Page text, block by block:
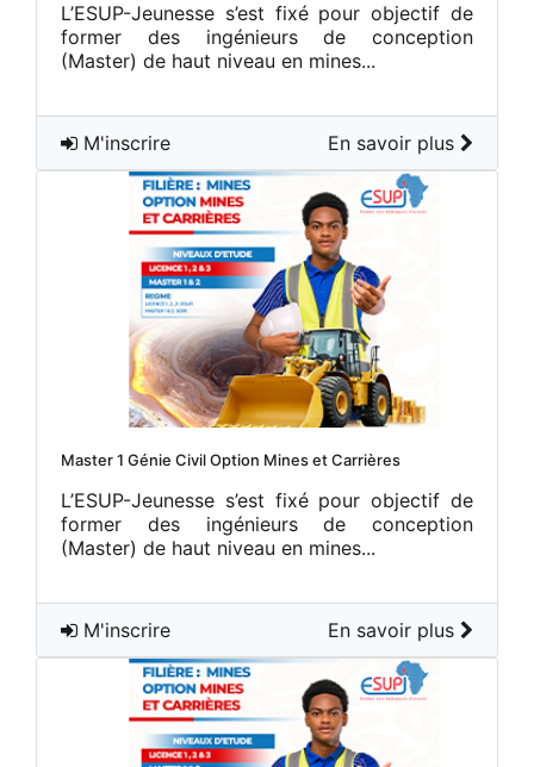
L’ESUP-Jeunesse s’est fixé pour objectif de
former des ingénieurs de conception
(Master) de haut niveau en mines...
M'inscrire En savoir plus
Master 1 Génie Civil Option Mines et Carrières
L’ESUP-Jeunesse s’est fixé pour objectif de
former des ingénieurs de conception
(Master) de haut niveau en mines...
M'inscrire En savoir plus